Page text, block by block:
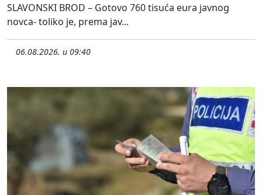
SLAVONSKI BROD – Gotovo 760 tisuća eura javnog
novca- toliko je, prema jav...
06.08.2026. u 09:40